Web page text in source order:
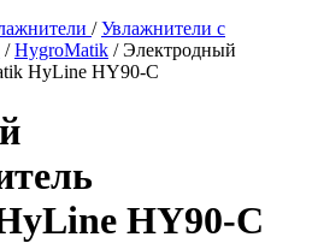
/Увлажнители с
/HygroMatik / Электродный
HyLine HY90-C
HY90-C